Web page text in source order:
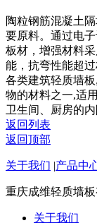
陶粒钢筋混凝土
要原料。通过电
板材，增强材料
能，抗弯性能超
各类建筑轻质墙
物的材料之一,适
卫生间、厨房的
返回列表
返回顶部
关于我们 |产品中
重庆成维轻质墙板
关于我们